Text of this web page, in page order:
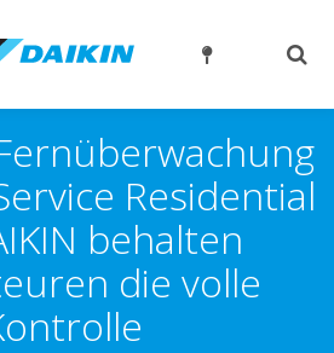
Residential
behalten
die volle